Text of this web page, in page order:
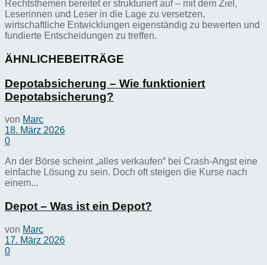
Rechtsthemen bereitet er strukturiert auf – mit dem Ziel,
Leserinnen und Leser in die Lage zu versetzen,
wirtschaftliche Entwicklungen eigenständig zu bewerten und
fundierte Entscheidungen zu treffen.
ÄHNLICHEBEITRÄGE
Depotabsicherung – Wie funktioniert
Depotabsicherung?
von Marc
18. März 2026
0
An der Börse scheint „alles verkaufen“ bei Crash-Angst eine
einfache Lösung zu sein. Doch oft steigen die Kurse nach
einem...
Depot – Was ist ein Depot?
von Marc
17. März 2026
0